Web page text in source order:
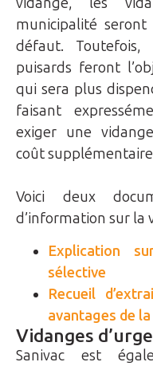
municipalité seront
défaut.
puisards feront
qui sera plus
faisant
exiger une
coût
Voici deux
d’information sur la
Explication
sélective
Recueil
avantages de
Vidanges
Sanivac est